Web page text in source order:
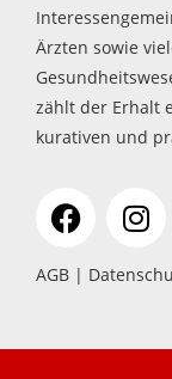
Ärzten sowie
zählt der Erhalt
kurativen und
AGB |